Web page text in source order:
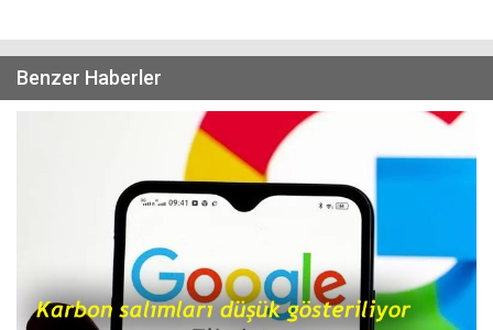
Benzer Haberler